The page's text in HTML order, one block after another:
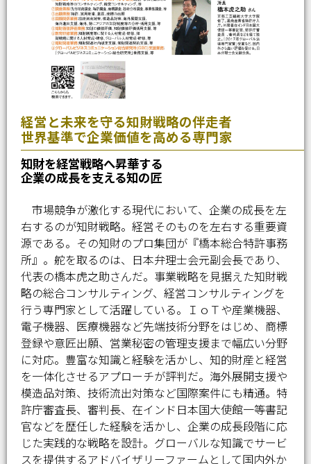
経営と未来を守る知財戦略の伴走者
世界基準で企業価値を高める専門家
知財を経営戦略へ昇華する
企業の成長を支える知の匠
市場競争が激化する現代において、企業の成長を左
右するのが知財戦略。経営そのものを左右する重要資
源である。その知財のプロ集団が『橋本総合特許事務
所』。舵を取るのは、日本弁理士会元副会長であり、
代表の橋本虎之助さんだ。事業戦略を見据えた知財戦
略の総合コンサルティング、経営コンサルティングを
行う専門家として活躍している。ＩｏＴや産業機器、
電子機器、医療機器など先端技術分野をはじめ、商標
登録や意匠出願、営業秘密の管理支援まで幅広い分野
に対応。豊富な知識と経験を活かし、知的財産と経営
を一体化させるアプローチが評判だ。海外展開支援や
模造品対策、技術流出対策など国際案件にも精通。特
許庁審査長、審判長、在インド日本国大使館一等書記
官などを歴任した経験を活かし、企業の成長段階に応
じた実践的な戦略を設計。グローバルな知識でサービ
スを提供するアドバイザリーファームとして国内外か